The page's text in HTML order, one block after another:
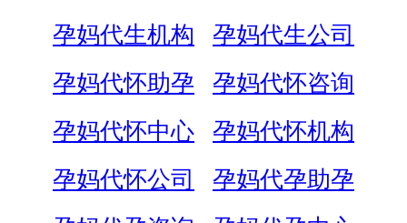
孕妈代生机构
孕妈代生公司
孕妈代怀助孕
孕妈代怀咨询
孕妈代怀中心
孕妈代怀机构
孕妈代怀公司
孕妈代孕助孕